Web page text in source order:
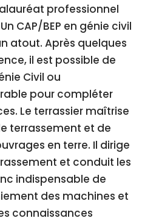
professionnel
CAP/BEP en génie civil
atout. Après quelques
il est possible de
Civil ou
pour compléter
Le terrassier maîtrise
terrassement et de
en terre. Il dirige
et conduit les
indispensable de
des machines et
connaissances